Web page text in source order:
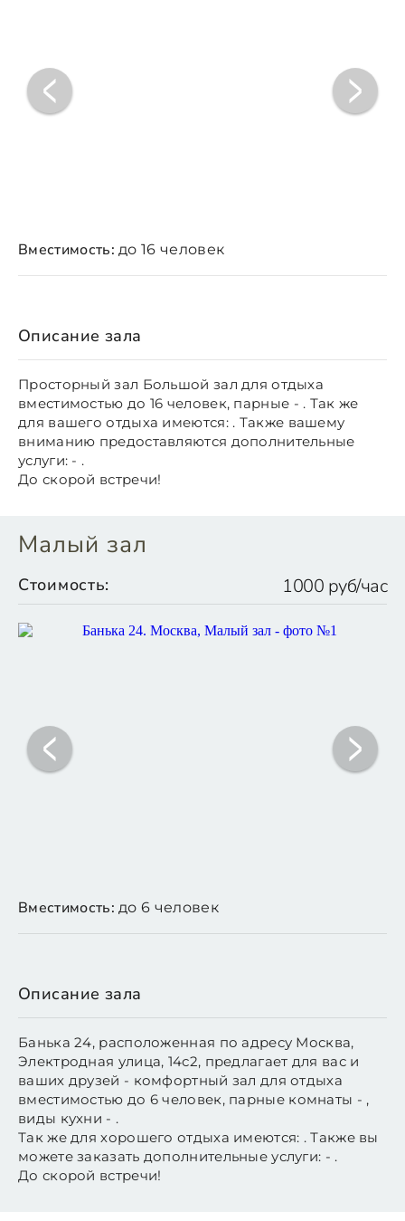
Вместимость: до 16 человек
Описание зала
Просторный зал Большой зал для отдыха
вместимостью до 16 человек, парные - . Так же
для вашего отдыха имеются: . Также вашему
вниманию предоставляются дополнительные
услуги: - .
До скорой встречи!
Малый зал
Стоимость: 1000 руб/час
Вместимость: до 6 человек
Описание зала
Банька 24, расположенная по адресу Москва,
Электродная улица, 14с2, предлагает для вас и
ваших друзей - комфортный зал для отдыха
вместимостью до 6 человек, парные комнаты - ,
виды кухни - .
Так же для хорошего отдыха имеются: . Также вы
можете заказать дополнительные услуги: - .
До скорой встречи!